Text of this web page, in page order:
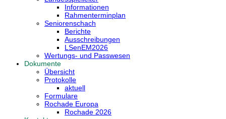
Informationen
Rahmenterminplan
Seniorenschach
Berichte
Ausschreibungen
LSenEM2026
Wertungs- und Passwesen
Dokumente
Übersicht
Protokolle
aktuell
Formulare
Rochade Europa
Rochade 2026